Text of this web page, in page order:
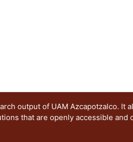
output of UAM Azcapotzalco. It
that are openly accessible and